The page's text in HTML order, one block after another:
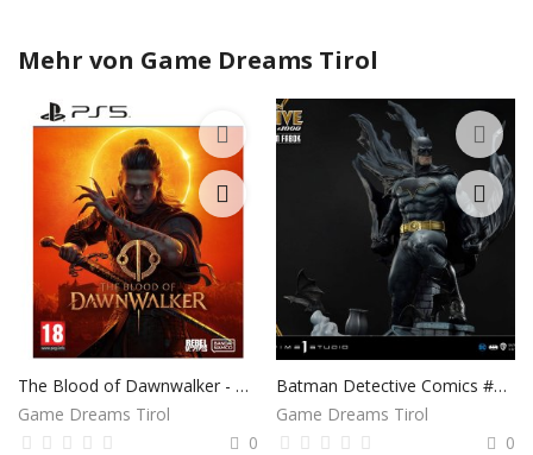
Mehr von Game Dreams Tirol
The Blood of Dawnwalker - D1 AT Steelbook Edition - [PlayStation 5]
Game Dreams Tirol
0
Batman Detective Comics #1000 Statue von Prime 1 Studio
Game Dreams Tirol
0